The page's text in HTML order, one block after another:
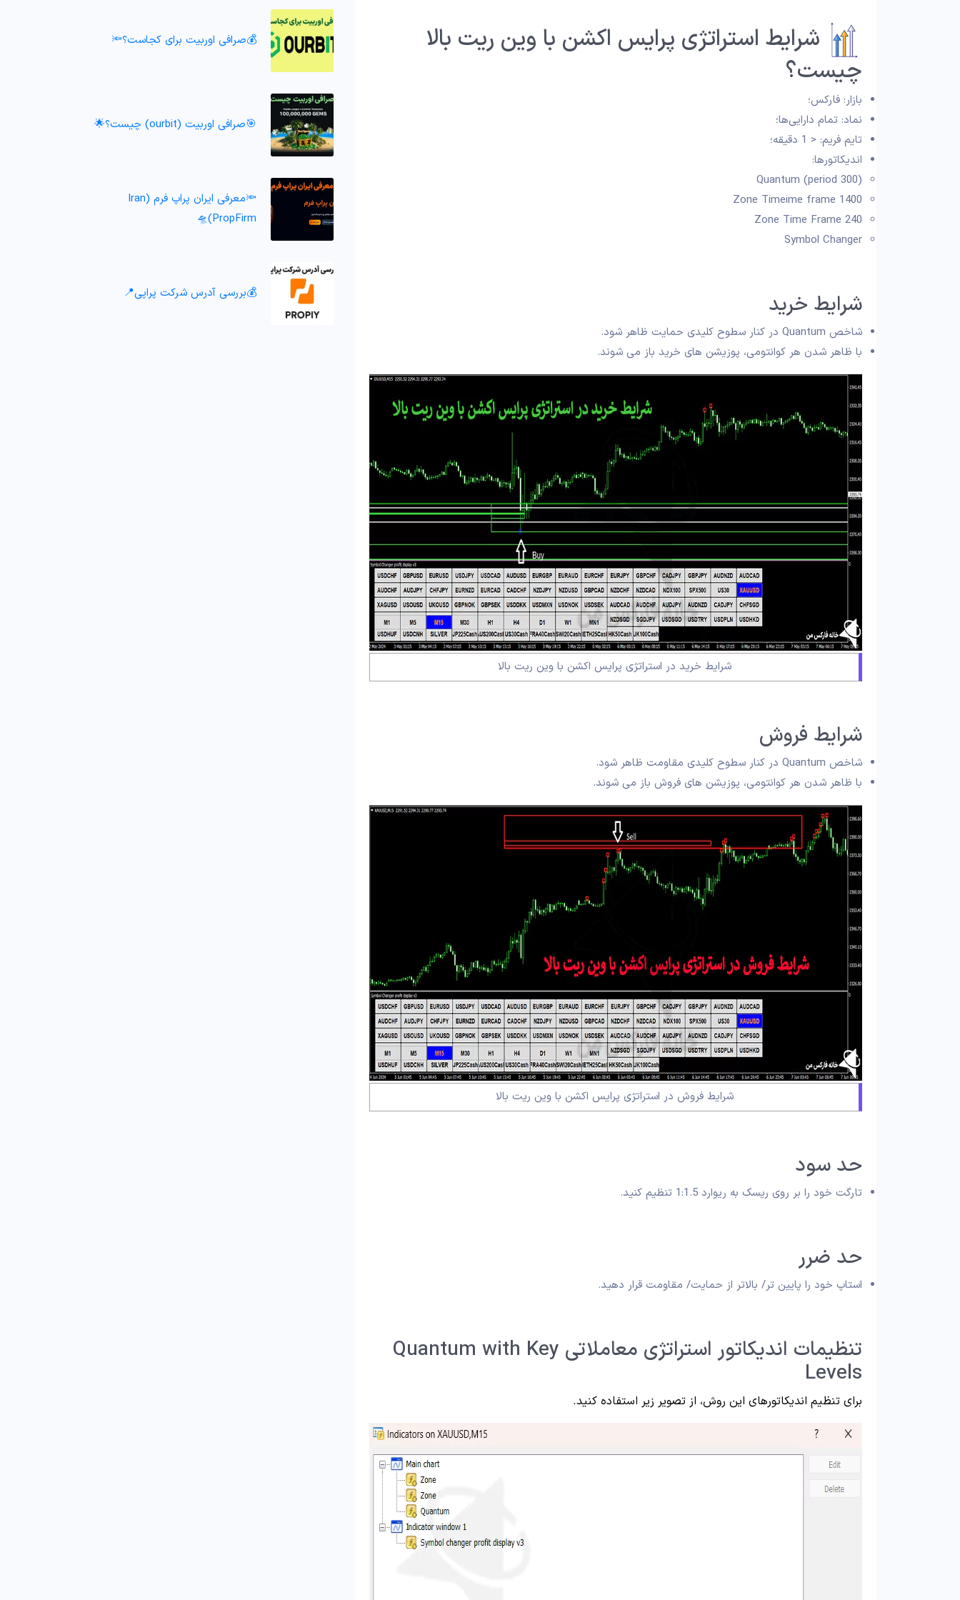
شرایط استراتژی پرایس اکشن با وین ریت بالا
چیست؟
بازار: فارکس؛
نماد: تمام دارایی‌ها؛
تایم فریم: < 1 دقیقه؛
اندیکاتورها:
Quantum (period 300)
Zone Timeime frame 1400
Zone Time Frame 240
Symbol Changer
شرایط خرید
شاخص Quantum در کنار سطوح کلیدی حمایت ظاهر شود.
با ظاهر شدن هر کوانتومی، پوزیشن های خرید باز می شوند.
شرایط خرید در استراتژی پرایس اکشن با وین ریت بالا
شرایط فروش
شاخص Quantum در کنار سطوح کلیدی مقاومت ظاهر شود.
با ظاهر شدن هر کوانتومی، پوزیشن های فروش باز می شوند.
شرایط فروش در استراتژی پرایس اکشن با وین ریت بالا
حد سود
تارگت خود را بر روی ریسک به ریوارد 1:1.5 تنظیم کنید.
حد ضرر
استاپ خود را پایین تر/ بالاتر از حمایت/ مقاومت قرار دهید.
تنظیمات اندیکاتور استراتژی معاملاتی Quantum with Key
Levels
برای تنظیم اندیکاتورهای این روش، از تصویر زیر استفاده کنید.
💰صرافی اوربیت برای کجاست؟🔦
🎯صرافی اوربیت (ourbit) چیست؟🌟
🔦معرفی ایران پراپ فرم (Iran
PropFirm)🛸
💰بررسی آدرس شرکت پراپی📍